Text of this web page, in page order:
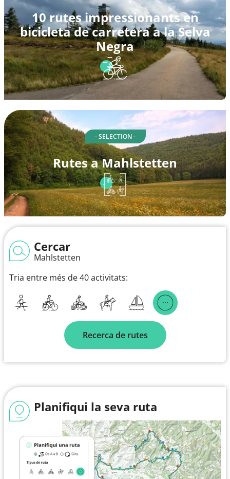
10 rutes impressionants en
bicicleta de carretera a la Selva
Negra
- SELECTION -
Rutes a Mahlstetten
Cercar
Mahlstetten
Tria entre més de 40 activitats:
Recerca de rutes
Planifiqui la seva ruta